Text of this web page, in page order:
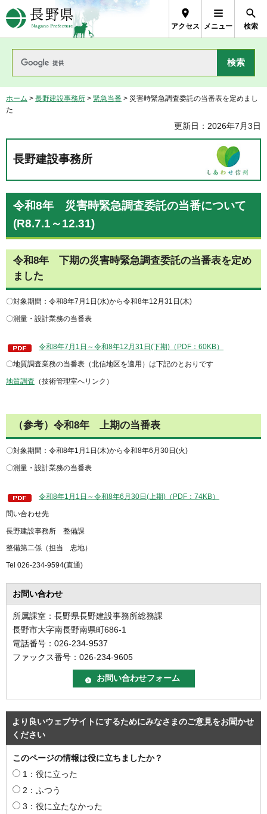
長野県Nagano Prefecture
アクセス メニュー 検索
ホーム > 長野建設事務所 > 緊急当番 > 災害時緊急調査委託の当番表を定めまし
た
更新日：2026年7月3日
長野建設事務所
令和8年 災害時緊急調査委託の当番について
(R8.7.1～12.31)
令和8年 下期の災害時緊急調査委託の当番表を定め
ました
〇対象期間：令和8年7月1日(水)から令和8年12月31日(木)
〇測量・設計業務の当番表
令和8年7月1日～令和8年12月31日(下期)（PDF：60KB）
〇地質調査業務の当番表（北信地区を適用）は下記のとおりです
地質調査 （技術管理室へリンク）
（参考）令和8年 上期の当番表
〇対象期間：令和8年1月1日(木)から令和8年6月30日(火)
〇測量・設計業務の当番表
令和8年1月1日～令和8年6月30日(上期)（PDF：74KB）
問い合わせ先
長野建設事務所 整備課
整備第二係（担当 忠地）
Tel 026-234-9594(直通)
お問い合わせ
所属課室：長野県長野建設事務所総務課
長野市大字南長野南県町686-1
電話番号：026-234-9537
ファックス番号：026-234-9605
より良いウェブサイトにするためにみなさまのご意見をお聞かせ
ください
このページの情報は役に立ちましたか？
1：役に立った
2：ふつう
3：役に立たなかった